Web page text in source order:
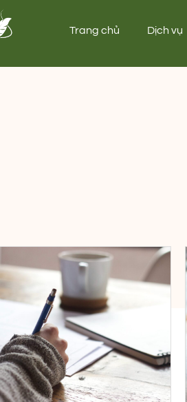
Trang chủ Dịch vụ